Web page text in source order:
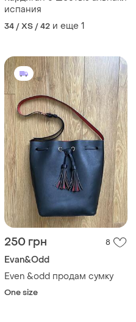
испания
34 / XS / 42 и еще 1
250 грн 8
Evan&Odd
Even &odd продам сумку
One size